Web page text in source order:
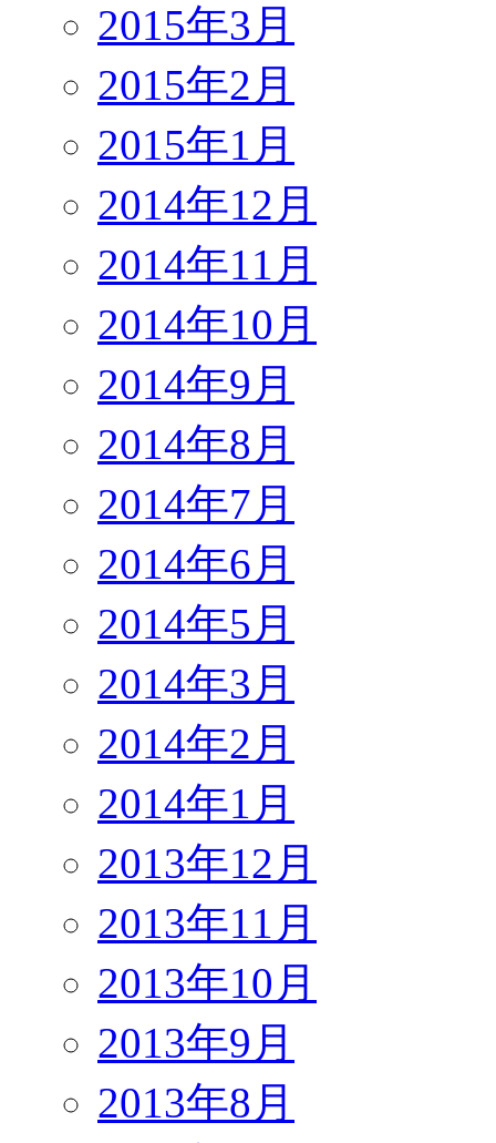
2015年3月
2015年2月
2015年1月
2014年12月
2014年11月
2014年10月
2014年9月
2014年8月
2014年7月
2014年6月
2014年5月
2014年3月
2014年2月
2014年1月
2013年12月
2013年11月
2013年10月
2013年9月
2013年8月